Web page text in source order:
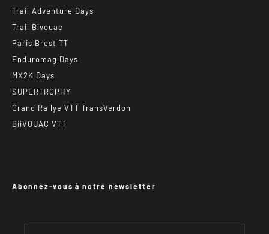
Trail Adventure Days
Trail Bivouac
Paris Brest TT
Enduromag Days
MX2K Days
SUPERTROPHY
Grand Rallye VTT TransVerdon
BiiVOUAC VTT
Abonnez-vous à notre newsletter